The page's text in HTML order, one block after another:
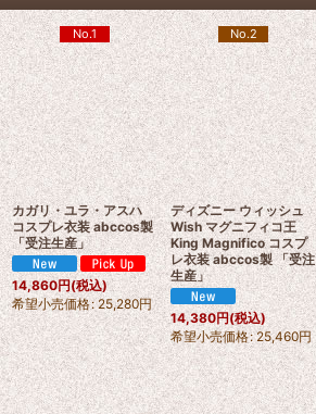
No.1
カガリ・ユラ・アスハ
コスプレ衣装 abccos製
「受注生産」
14,860円(税込)
希望小売価格: 25,280円
No.2
ディズニー ウィッシュ
Wish マグニフィコ王
King Magnifico コスプ
レ衣装 abccos製 「受注
生産」
14,380円(税込)
希望小売価格: 25,460円